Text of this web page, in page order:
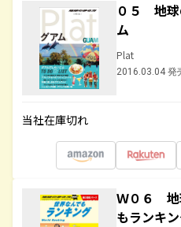
０５ 地
ム
Plat
2016.03.04 発
当社在庫切れ
Ｗ０６ 地
もランキ